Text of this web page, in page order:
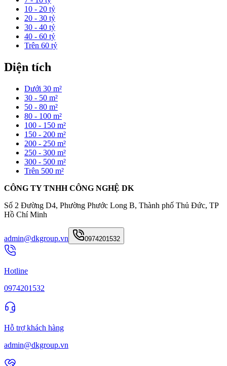
10 - 20 tỷ
20 - 30 tỷ
30 - 40 tỷ
40 - 60 tỷ
Trên 60 tỷ
Diện tích
Dưới 30 m²
30 - 50 m²
50 - 80 m²
80 - 100 m²
100 - 150 m²
150 - 200 m²
200 - 250 m²
250 - 300 m²
300 - 500 m²
Trên 500 m²
CÔNG TY TNHH CÔNG NGHỆ DK
Số 2 Đường D4, Phường Phước Long B, Thành phố Thủ Đức, TP
Hồ Chí Minh
admin@dkgroup.vn 0974201532
Hotline
0974201532
Hỗ trợ khách hàng
admin@dkgroup.vn